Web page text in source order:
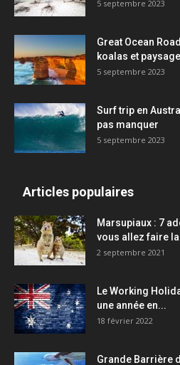
5 septembre 2023
Great Ocean
koalas et
5 septembre 2023
Surf trip en
pas manquer
5 septembre 2023
Articles populaires
Marsupiaux : 7
vous allez faire
2 septembre 2021
Le Working
une année en...
18 février 2022
Grande Barrière